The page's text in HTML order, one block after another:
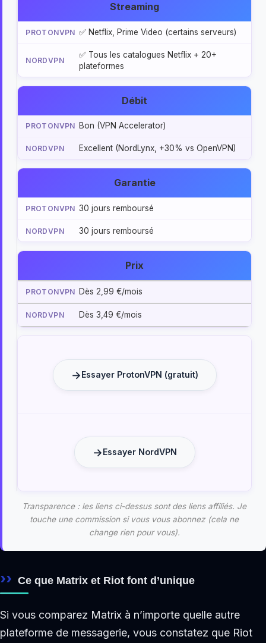
Streaming
✅ Netflix, Prime Video (certains serveurs)
✅ Tous les catalogues Netflix + 20+
plateformes
Débit
Bon (VPN Accelerator)
Excellent (NordLynx, +30% vs OpenVPN)
Garantie
30 jours remboursé
30 jours remboursé
Prix
Dès 2,99 €/mois
Dès 3,49 €/mois
Essayer ProtonVPN (gratuit)
Essayer NordVPN
Transparence : les liens ci-dessus sont des liens affiliés. Je
touche une commission si vous vous abonnez (cela ne
change rien pour vous).
Ce que Matrix et Riot font d’unique
Si vous comparez Matrix à n’importe quelle autre
plateforme de messagerie, vous constatez que Riot